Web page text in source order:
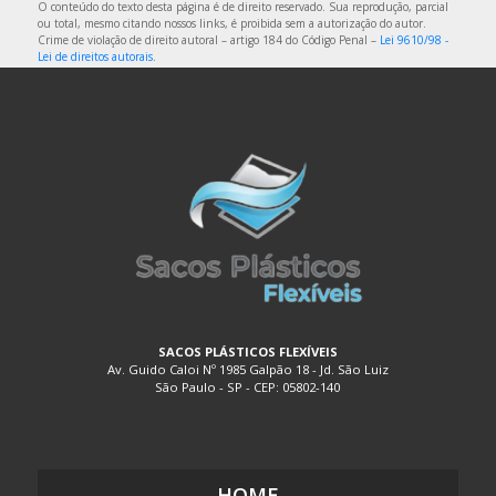
EMBALAGEM DE PLÁSTICO FLEXÍVEL
EMBALAGEM DE PLÁSTICO FLEXÍVEL TRANSPARENTE
EMBALAGEM DE PLÁSTICO TRANSPARENTE
EMBALAGEM DE PLÁSTICO TRANSPARENTE COM DIVISÓRIAS
EMBALAGEM DE PLÁSTICO TRANSPARENTE FLEXÍVEL
EMBALAGEM DE SACO PLÁSTICO
EMBALAGEM PLÁSTICA BOLHA
O conteúdo do texto desta página é de direito reservado. Sua reprodução, parcial
ou total, mesmo citando nossos links, é proibida sem a autorização do autor.
Crime de violação de direito autoral – artigo 184 do Código Penal – Lei 9610/98 -
Lei de direitos autorais.
SACOS PLÁSTICOS FLEXÍVEIS
Av. Guido Caloi Nº 1985 Galpão 18 - Jd. São Luiz
São Paulo - SP - CEP: 05802-140